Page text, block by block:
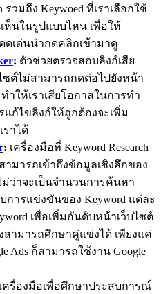
รวมถึง Keywoed ที่เราเลือกใช้
ห็นในรูปแบบไหน เพื่อให้
ดเด่นน่ากดคลิกเข้ามาดู
: ตัวช่วยตรวจสอบลิงก์เสีย
ซต์ไม่สามารถกดต่อไปยังหน้า
ำให้เราเสียโอกาสในการทำ
แก้ไขลิงก์ให้ถูกต้องจะเพิ่ม
ราได้
: เครื่องมือที่ Keyword Research
ามารถเข้าถึงข้อมูลเชิงลึกของ
ม่ว่าจะเป็นจำนวนการค้นหา
การแข่งขันของ Keyword แต่ละ
เพื่อเพิ่มอันดับหน้าเว็บไซต์
สามารถศึกษาคู่แข่งได้ เพียงแค่
Ads ก็สามารถใช้งาน Google
เครื่องมือเพื่อศึกษาประสบการณ์